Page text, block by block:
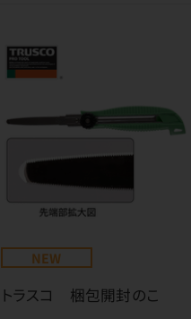
NEW
トラスコ 梱包開封のこ